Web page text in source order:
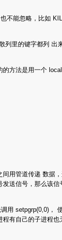
不能忽略，比如
里的键字都列 出
方法是用一个
用管道传递 数据
送信号，那么该
用 setpgrp(0,0)，
有自己的子进程